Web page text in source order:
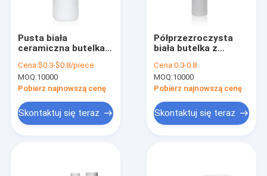
Pusta biała
ceramiczna butelka
Opakowanie
kosmetyczne
Cena:$0.3-$0.8/piece
MOQ:10000
Pobierz najnowszą cenę
Skontaktuj się teraz
Półprzezroczysta
biała butelka z
o pojemności 120 ml
ze szkła opalowego
Cena:0.3-0.8
MOQ:10000
Pobierz najnowszą cenę
Skontaktuj się teraz